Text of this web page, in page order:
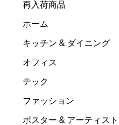
再入荷商品
ホーム
キッチン & ダイニング
オフィス
テック
ファッション
ポスター & アーティスト